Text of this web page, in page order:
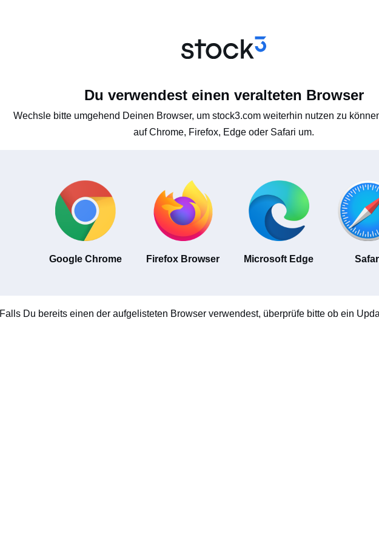
Du verwendest einen veralteten Browser
Wechsle bitte umgehend Deinen Browser, um stock3.com weiterhin nutzen zu
auf Chrome, Firefox, Edge oder Safari um.
Google Chrome Firefox Browser Microsoft Edge
Falls Du bereits einen der aufgelisteten Browser verwendest, überprüfe bitte ob ein